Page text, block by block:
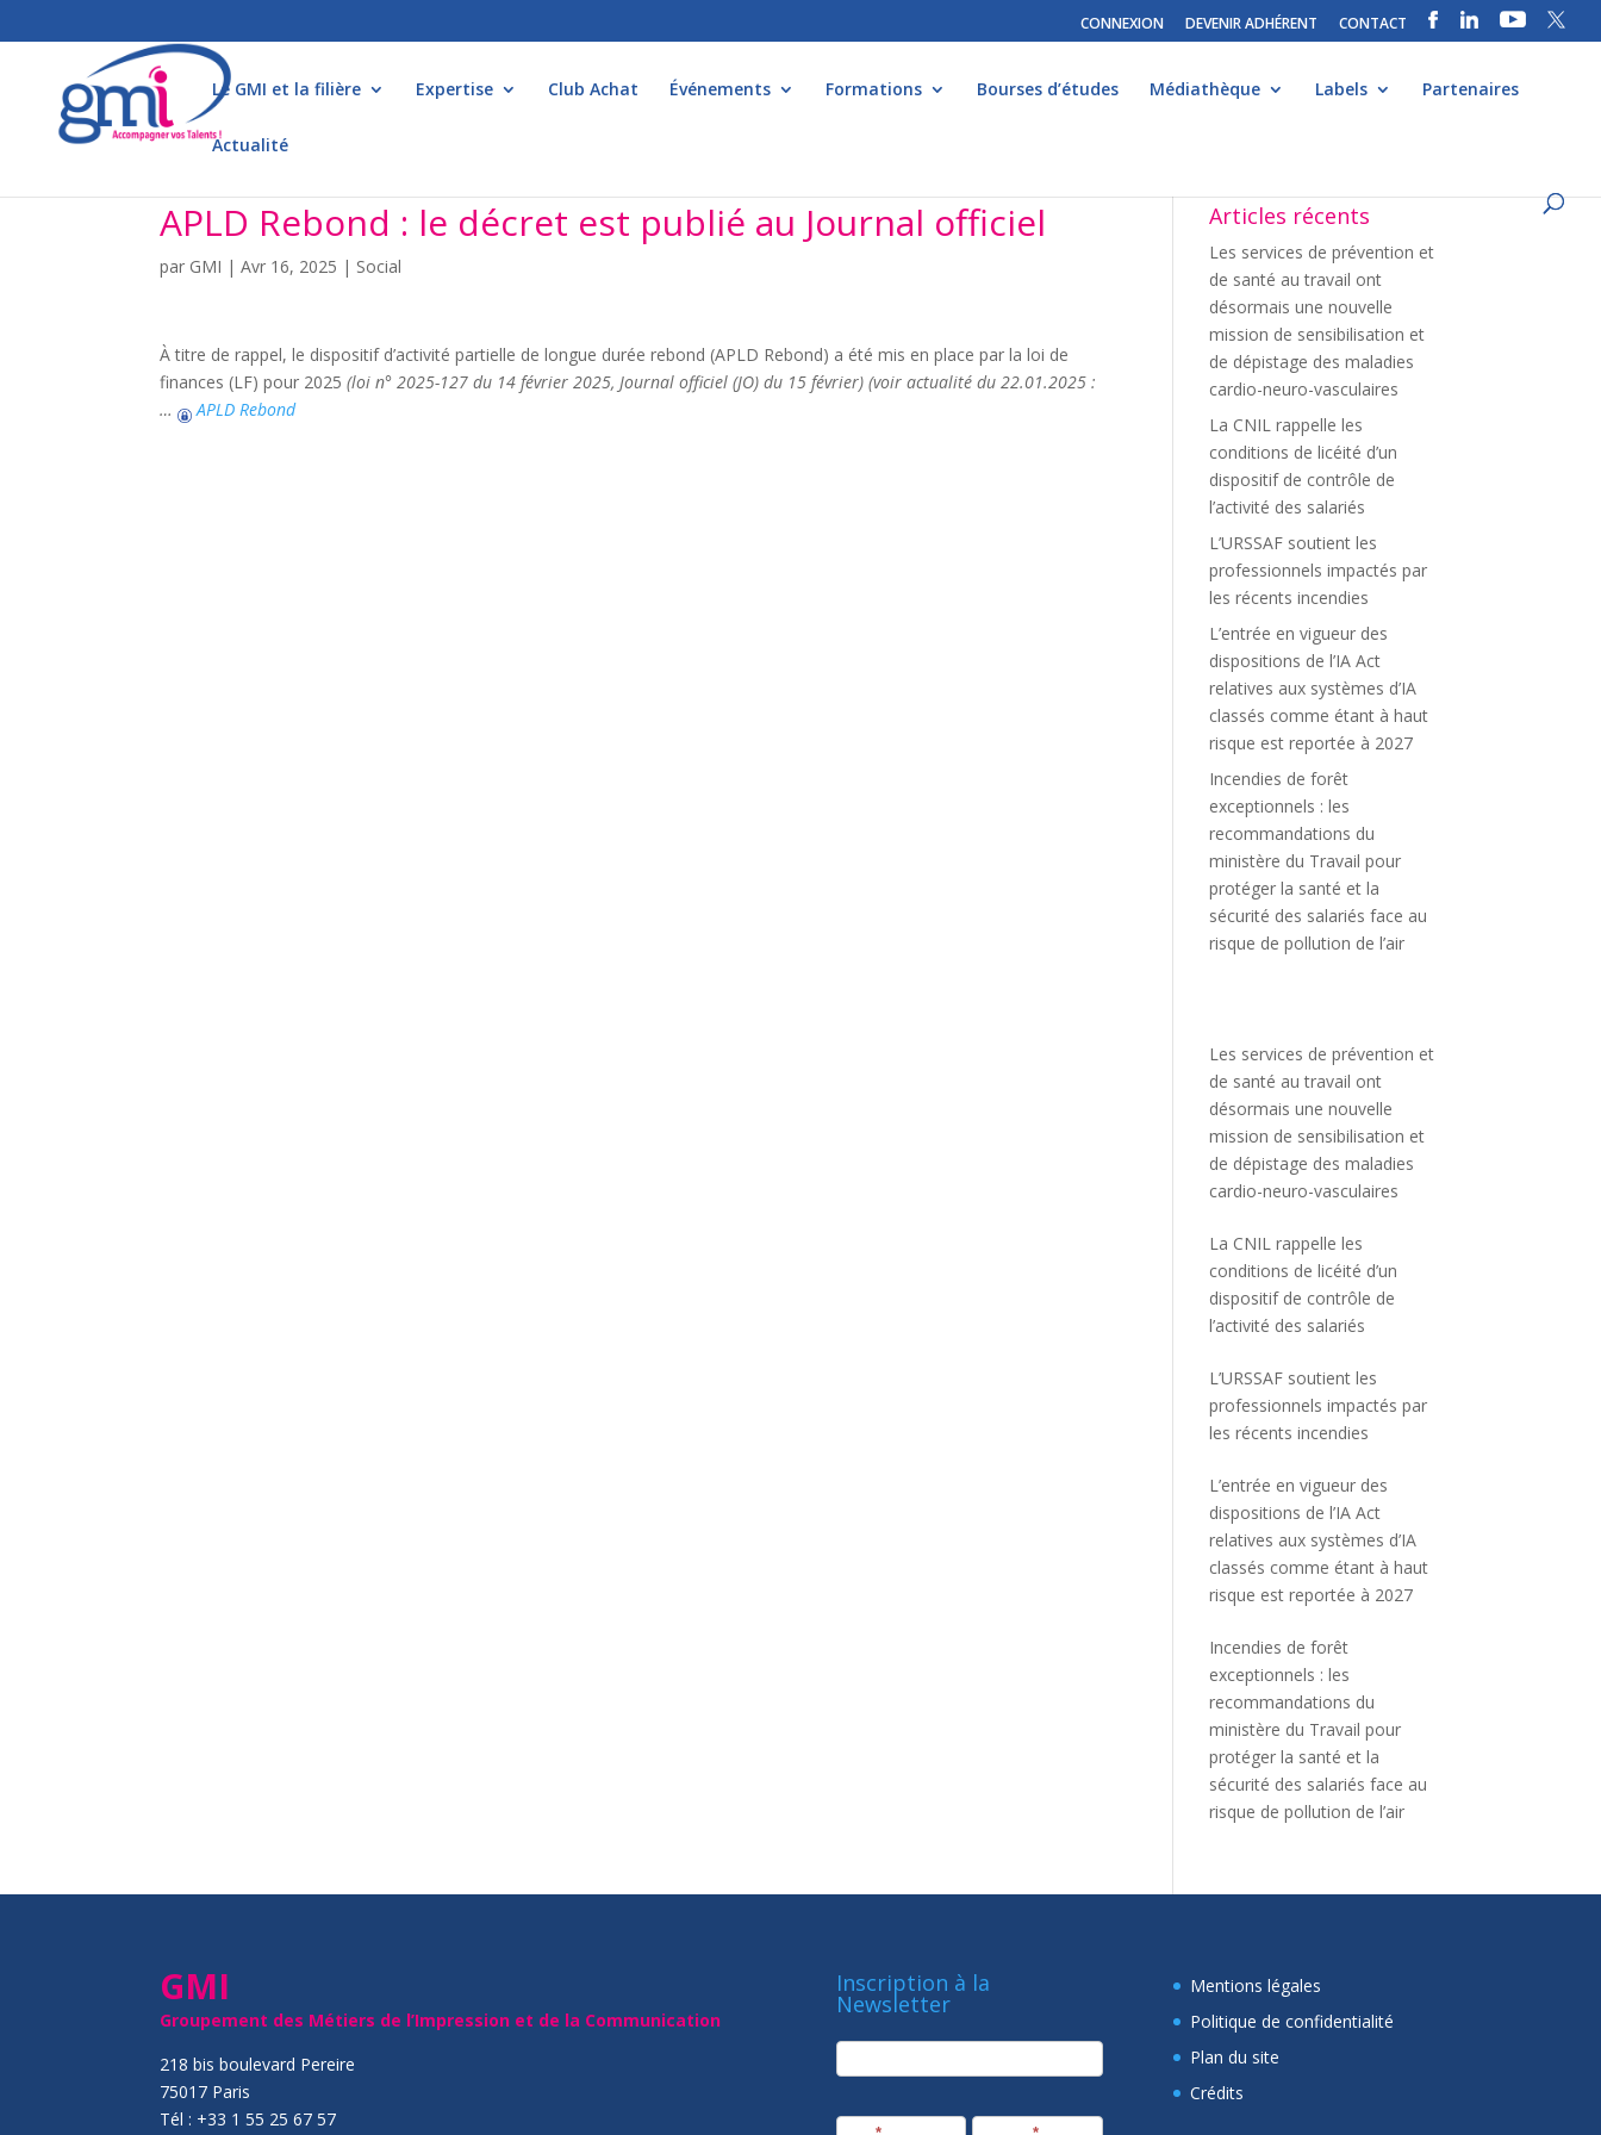
CONNEXION DEVENIR ADHÉRENT CONTACT
Le GMI et la filière Expertise Club Achat Événements Formations Bourses d’études Médiathèque Labels Partenaires
Actualité
APLD Rebond : le décret est publié au Journal officiel
par GMI |Avr 16, 2025 | Social
À titre de rappel, le dispositif d’activité partielle de longue durée rebond (APLD Rebond) a été mis en place par la loi de
finances (LF) pour 2025(loi n° 2025-127 du 14 février 2025, Journal officiel (JO) du 15 février) (voir actualité du 22.01.2025 :
…
APLD Rebond
Articles récents
Les services de prévention et
de santé au travail ont
désormais une nouvelle
mission de sensibilisation et
de dépistage des maladies
cardio-neuro-vasculaires
La CNIL rappelle les
conditions de licéité d’un
dispositif de contrôle de
l’activité des salariés
L’URSSAF soutient les
professionnels impactés par
les récents incendies
L’entrée en vigueur des
dispositions de l’IA Act
relatives aux systèmes d’IA
classés comme étant à haut
risque est reportée à 2027
Incendies de forêt
exceptionnels : les
recommandations du
ministère du Travail pour
protéger la santé et la
sécurité des salariés face au
risque de pollution de l’air
Les services de prévention et
de santé au travail ont
désormais une nouvelle
mission de sensibilisation et
de dépistage des maladies
cardio-neuro-vasculaires
La CNIL rappelle les
conditions de licéité d’un
dispositif de contrôle de
l’activité des salariés
L’URSSAF soutient les
professionnels impactés par
les récents incendies
L’entrée en vigueur des
dispositions de l’IA Act
relatives aux systèmes d’IA
classés comme étant à haut
risque est reportée à 2027
Incendies de forêt
exceptionnels : les
recommandations du
ministère du Travail pour
protéger la santé et la
sécurité des salariés face au
risque de pollution de l’air
GMI
Groupement des Métiers de l’Impression et de la Communication
218 bis boulevard Pereire
75017 Paris
Tél : +33 1 55 25 67 57
Inscription à la
Newsletter
newsletter
Mentions légales
Politique de confidentialité
Plan du site
Crédits